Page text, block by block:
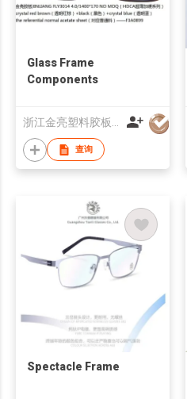
Glass Frame
Components
浙江金亮塑料胶板有限公司
查询
Spectacle Frame